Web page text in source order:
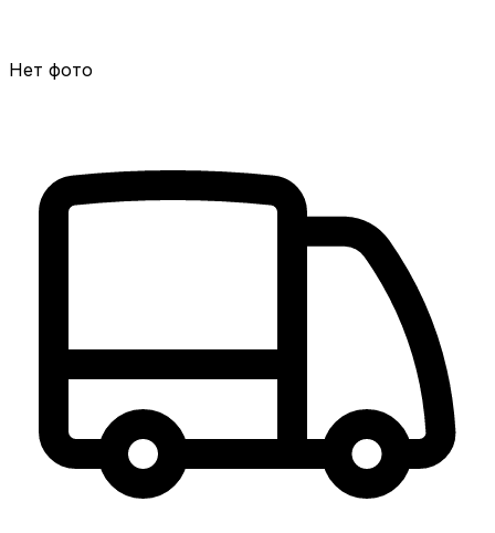
Нет фото